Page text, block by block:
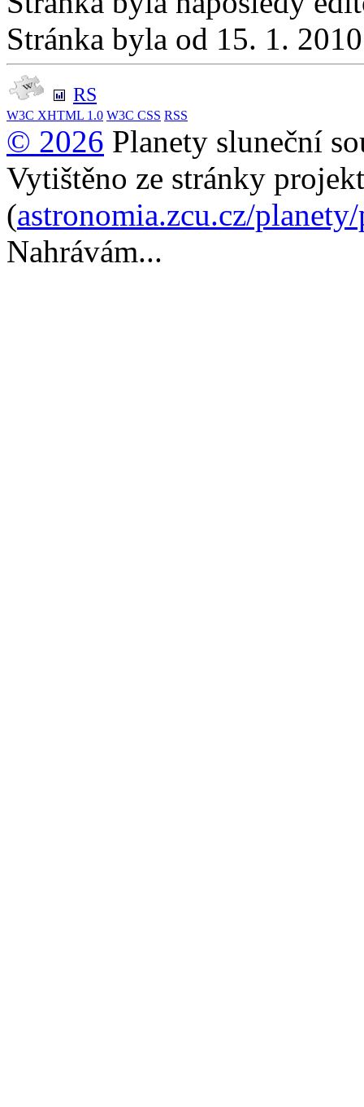
Stránka byla od 15. 1.
RS
W3C XHTML 1.0 W3C CSS RSS
© 2026 Planety sluneční
Vytištěno ze stránky
(astronomia.zcu.cz/
Nahrávám...